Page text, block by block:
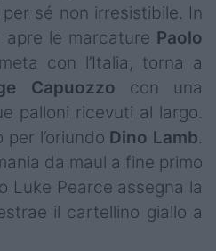
sé non irresistibile. In
le marcature Paolo
con l’Italia, torna a
Capuozzo con una
palloni ricevuti al largo.
l’oriundo Dino Lamb.
da maul a fine primo
Luke Pearce assegna la
il cartellino giallo a